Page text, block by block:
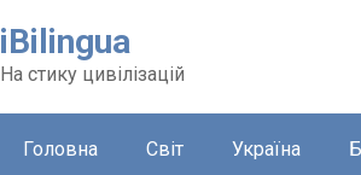
iBilingua
На стику цивілізацій
Головна Світ Україна